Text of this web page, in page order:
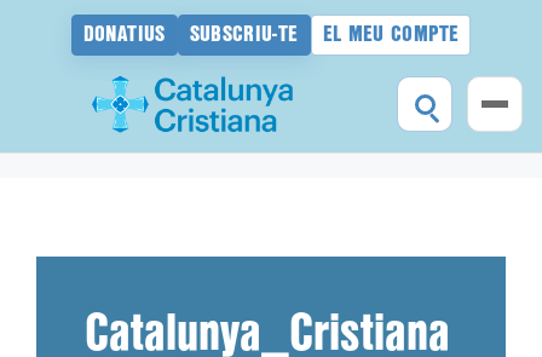
DONATIUS SUBSCRIU-TE EL MEU COMPTE
Catalunya_Cristiana